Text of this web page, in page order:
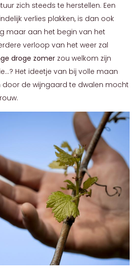
zich steeds te herstellen. Een
verlies plakken, is dan ook
maar aan het begin van het
verloop van het weer zal
droge zomer zou welkom zijn
Het ideetje van bij volle maan
de wijngaard te dwalen mocht